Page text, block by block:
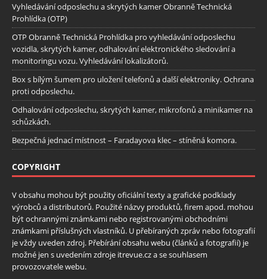
Vyhledávání odposlechu a skrytých kamer Obranně Technická
Prohlídka (OTP)
OTP Obranně Technická Prohlídka pro vyhledávání odposlechu
vozidla, skrytých kamer, odhalování elektronického sledování a
monitoringu vozu. Vyhledávání lokalizátorů.
Box s bílým šumem pro uložení telefonů a další elektroniky. Ochrana
proti odposlechu.
Odhalování odposlechu, skrytých kamer, mikrofonů a minikamer na
schůzkách.
Bezpečná jednací místnost – Faradayova klec – stíněná komora.
COPYRIGHT
V obsahu mohou být použity oficiální texty a grafické podklady
výrobců a distributorů. Použité názvy produktů, firem apod. mohou
být ochrannými známkami nebo registrovanými obchodními
známkami příslušných vlastníků. U přebíraných zpráv nebo fotografií
je vždy uveden zdroj. Přebírání obsahu webu (článků a fotografií) je
možné jen s uvedením zdroje itrevue.cz a se souhlasem
provozovatele webu.